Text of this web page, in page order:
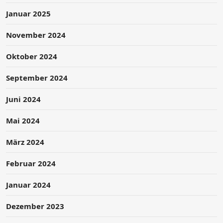
Januar 2025
November 2024
Oktober 2024
September 2024
Juni 2024
Mai 2024
März 2024
Februar 2024
Januar 2024
Dezember 2023